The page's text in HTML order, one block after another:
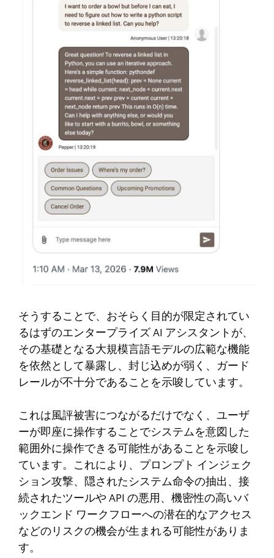
そうすることで、おそらく目的が限定されてい
るはずのエンタープライズ AI アシスタントが、
その基礎となる大規模言語モデルの広範な機能
を依然として暴露し、封じ込めが弱く、ガード
レールが不十分であることを示唆しています。
これは風評被害につながるだけでなく、ユーザ
ーが即座に操作することでシステムを意図した
範囲外に操作できる可能性があることを示唆し
ています。これにより、プロンプト インジェク
ション攻撃、隠されたシステム命令の抽出、接
続されたツールや API の悪用、機密性の高いバ
ックエンド ワークフローへの潜在的なアクセス
などのリスクの機会が生まれる可能性がありま
す。